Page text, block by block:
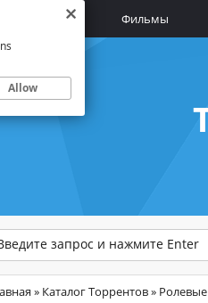
Главная Фильмы
» Каталог Торрентов» Ролевые
Allow